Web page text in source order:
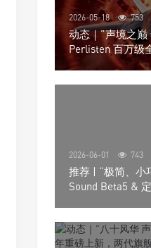
2026-05-18 753
动态｜”声境之
Perlisten 百万级
京国际音响展
2026-06-01 743
推荐 | “极简、小
Sound Beta5 &